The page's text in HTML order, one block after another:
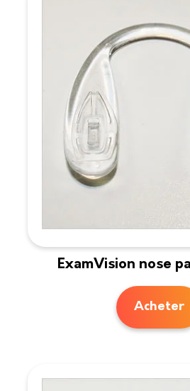
ExamVision nose
Acheter